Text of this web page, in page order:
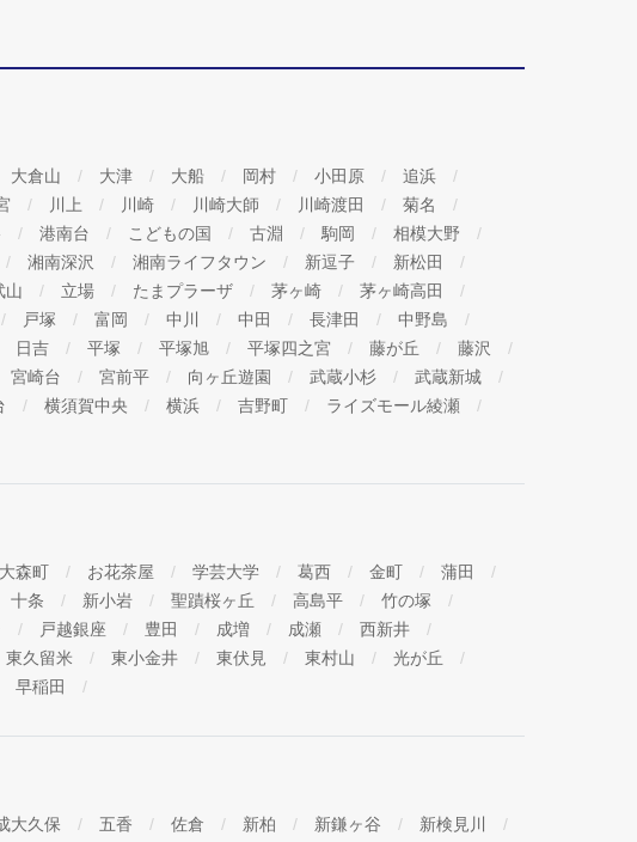
大倉山 大津 大船 岡村 小田原
追浜
川上 川崎 川崎大師 川崎渡田
菊名
港南台 こどもの国 古淵 駒岡
相模大野
湘南深沢 湘南ライフタウン 新逗子
新松田
山 立場 たまプラーザ 茅ヶ崎
茅ヶ崎高田
戸塚 富岡 中川 中田 長津田
中野島
日吉 平塚 平塚旭 平塚四之宮 藤が丘
藤沢
宮崎台 宮前平 向ヶ丘遊園 武蔵小杉
武蔵新城
横須賀中央 横浜 吉野町 ライズモール綾瀬
大森町 お花茶屋 学芸大学 葛西 金町
蒲田
十条 新小岩 聖蹟桜ヶ丘 高島平
竹の塚
戸越銀座 豊田 成増 成瀬
西新井
東久留米 東小金井 東伏見 東村山
光が丘
早稲田
大久保 五香 佐倉 新柏 新鎌ヶ谷
新検見川